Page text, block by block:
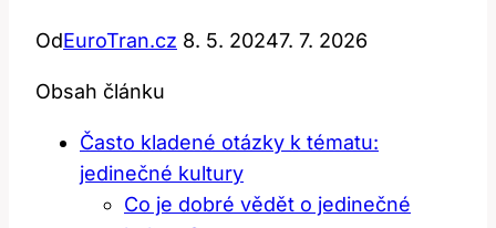
OdEuroTran.cz 8. 5. 20247. 7. 2026
Obsah článku
Často kladené otázky k tématu:
jedinečné kultury
Co je dobré vědět o jedinečné